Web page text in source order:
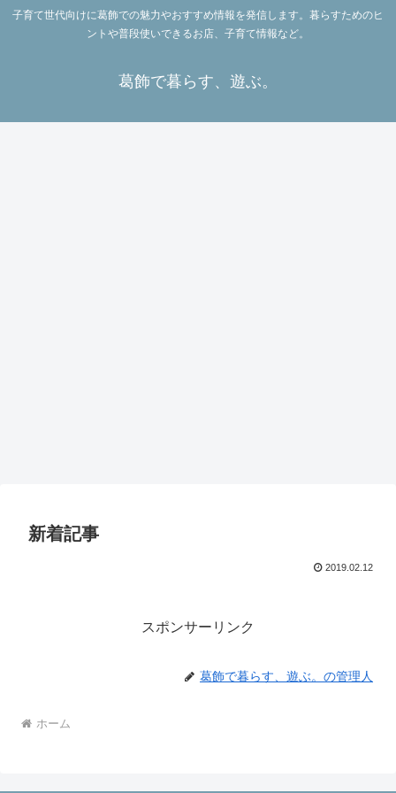
子育て世代向けに葛飾での魅力やおすすめ情報を発信します。暮らすためのヒ
ントや普段使いできるお店、子育て情報など。
葛飾で暮らす、遊ぶ。
新着記事
2019.02.12
スポンサーリンク
葛飾で暮らす、遊ぶ。の管理人
ホーム